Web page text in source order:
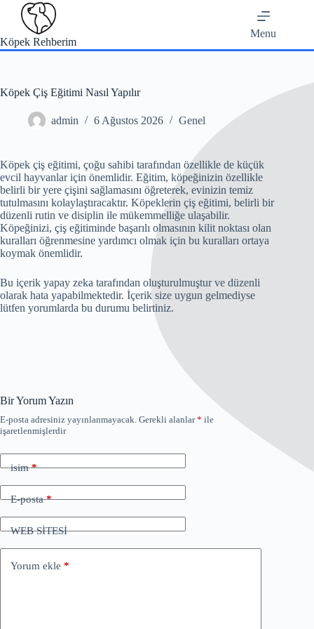
content
Köpek Rehberim
Menu
Köpek Çiş Eğitimi Nasıl Yapılır
admin 6 Ağustos 2026 Genel
Köpek çiş eğitimi, çoğu sahibi tarafından özellikle de küçük
evcil hayvanlar için önemlidir. Eğitim, köpeğinizin özellikle
belirli bir yere çişini sağlamasını öğreterek, evinizin temiz
tutulmasını kolaylaştıracaktır. Köpeklerin çiş eğitimi, belirli bir
düzenli rutin ve disiplin ile mükemmelliğe ulaşabilir.
Köpeğinizi, çiş eğitiminde başarılı olmasının kilit noktası olan
kuralları öğrenmesine yardımcı olmak için bu kuralları ortaya
koymak önemlidir.
Bu içerik yapay zeka tarafından oluşturulmuştur ve düzenli
olarak hata yapabilmektedir. İçerik size uygun gelmediyse
lütfen yorumlarda bu durumu belirtiniz.
Bir Yorum Yazın
E-posta adresiniz yayınlanmayacak. Gerekli alanlar* ile
işaretlenmişlerdir
isim*
E-posta*
WEB SİTESİ
Yorum ekle *